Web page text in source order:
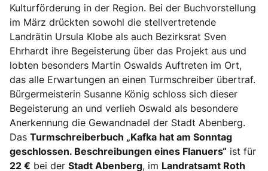
Kulturförderung in der Region. Bei der Buchvorstellung
im März drückten sowohl die stellvertretende
Landrätin Ursula Klobe als auch Bezirksrat Sven
Ehrhardt ihre Begeisterung über das Projekt aus und
lobten besonders Martin Oswalds Auftreten im Ort,
das alle Erwartungen an einen Turmschreiber übertraf.
Bürgermeisterin Susanne König schloss sich dieser
Begeisterung an und verlieh Oswald als besondere
Anerkennung die Gewandnadel der Stadt Abenberg.
Das Turmschreiberbuch „Kafka hat am Sonntag
geschlossen. Beschreibungen eines Flanuers“ ist für
22 € bei der Stadt Abenberg, im Landratsamt Roth